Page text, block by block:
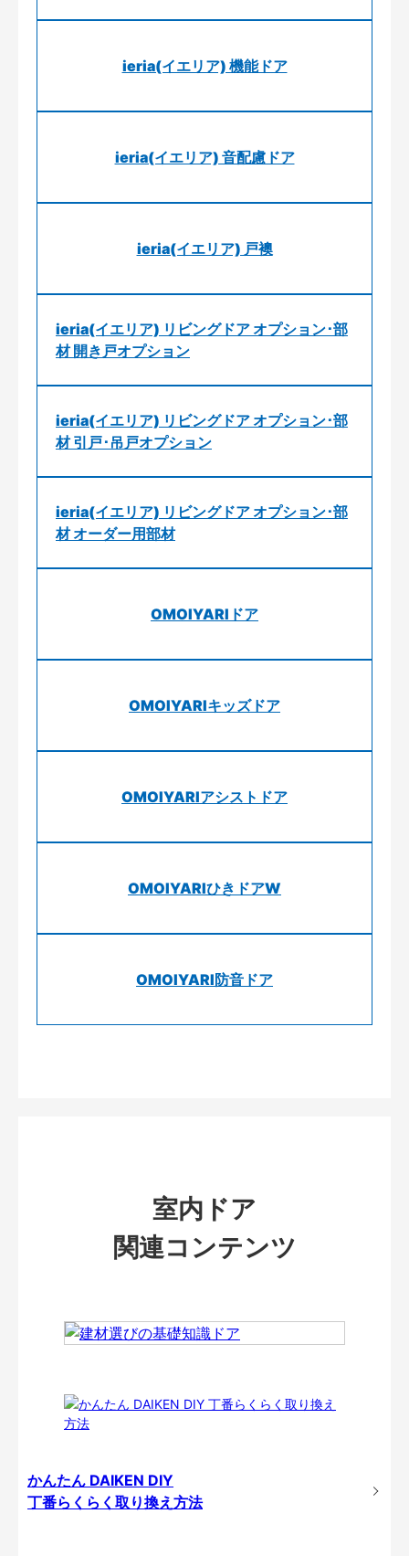
ieria(イエリア) 機能ドア
ieria(イエリア) 音配慮ドア
ieria(イエリア) 戸襖
ieria(イエリア) リビングドア オプション･部
材 開き戸オプション
ieria(イエリア) リビングドア オプション･部
材 引戸･吊戸オプション
ieria(イエリア) リビングドア オプション･部
材 オーダー用部材
OMOIYARIドア
OMOIYARIキッズドア
OMOIYARIアシストドア
OMOIYARIひきドアW
OMOIYARI防音ドア
室内ドア
関連コンテンツ
かんたん DAIKEN DIY
丁番らくらく取り換え方法